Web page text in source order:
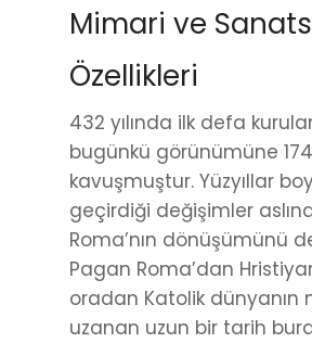
Mimari ve
Özellikleri
432 yılında ilk defa
bugünkü görünümüne
kavuşmuştur. Yüzyıllar
geçirdiği değişimler
Roma’nın dönüşümünü
Pagan Roma’dan
oradan Katolik dünyanın
uzanan uzun bir tarih